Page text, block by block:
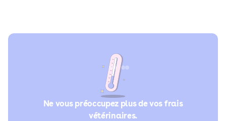
Ne vous préoccupez plus de vos frais
vétérinaires.